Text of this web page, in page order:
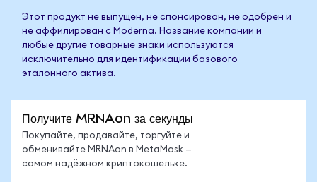
Этот продукт не выпущен, не спонсирован, не одобрен и
не аффилирован с Moderna. Название компании и
любые другие товарные знаки используются
исключительно для идентификации базового
эталонного актива.
Получите MRNAon за секунды
Покупайте, продавайте, торгуйте и
обменивайте MRNAon в MetaMask —
самом надёжном криптокошельке.